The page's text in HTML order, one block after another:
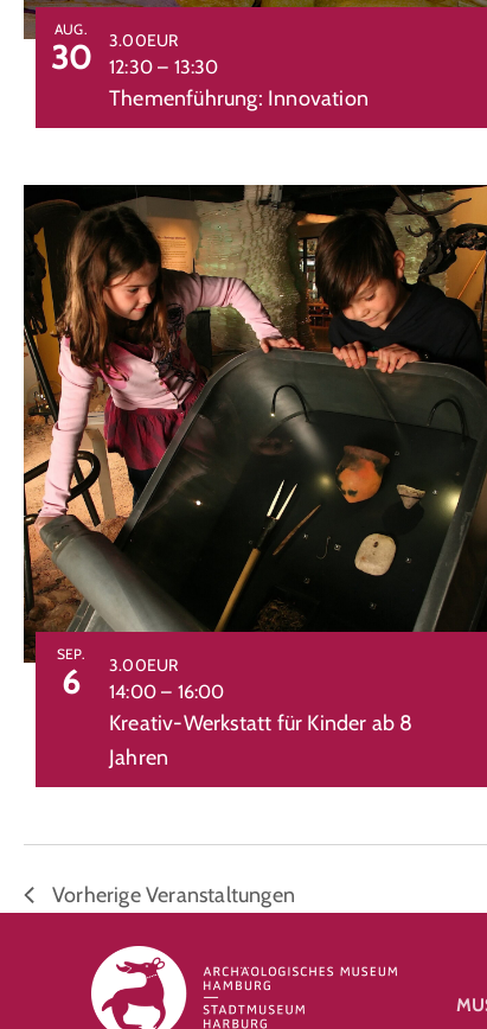
AUG.
30
Themenführung: Innovation
12:30– 13:30
3.00EUR
SEP.
6
Kreativ-Werkstatt für Kinder ab 8
Jahren
14:00– 16:00
3.00EUR
VorherigeVeranstaltungen